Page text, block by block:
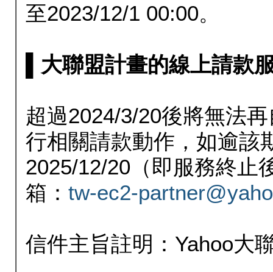
至2023/12/1 00:00。
▌大聯盟計畫的線上請款
超過2024/3/20後將無法
行相關請款動作，如逾該
2025/12/20（即服務終止
箱： tw-ec2-
信件主旨註明：Yahoo大